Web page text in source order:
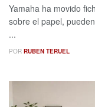
Yamaha ha movido
sobre el papel,
...
POR RUBEN TERUEL